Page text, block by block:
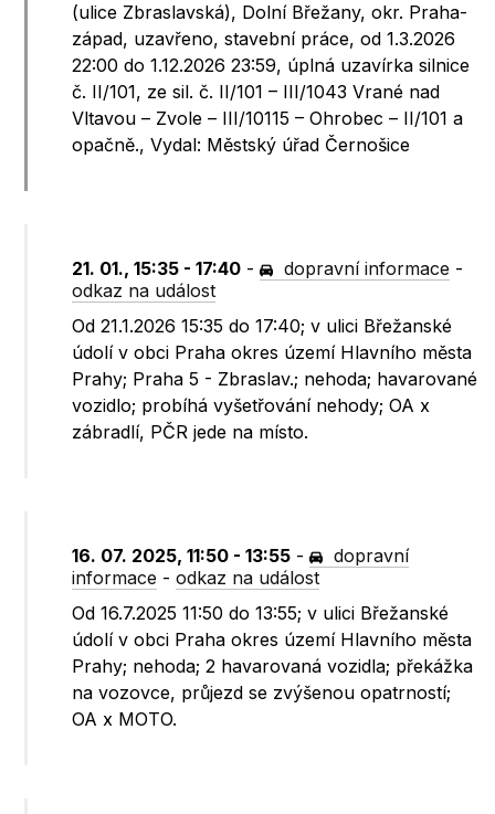
(ulice Zbraslavská), Dolní Břežany, okr. Praha-
západ, uzavřeno, stavební práce, od 1.3.2026
22:00 do 1.12.2026 23:59, úplná uzavírka silnice
č. II/101, ze sil. č. II/101 – III/1043 Vrané nad
Vltavou – Zvole – III/10115 – Ohrobec – II/101 a
opačně., Vydal: Městský úřad Černošice
21. 01., 15:35 - 17:40 - dopravní informace -
odkaz na událost
Od 21.1.2026 15:35 do 17:40; v ulici Břežanské
údolí v obci Praha okres území Hlavního města
Prahy; Praha 5 - Zbraslav.; nehoda; havarované
vozidlo; probíhá vyšetřování nehody; OA x
zábradlí, PČR jede na místo.
16. 07. 2025, 11:50 - 13:55 -
dopravní
informace -odkaz na událost
Od 16.7.2025 11:50 do 13:55; v ulici Břežanské
údolí v obci Praha okres území Hlavního města
Prahy; nehoda; 2 havarovaná vozidla; překážka
na vozovce, průjezd se zvýšenou opatrností;
OA x MOTO.